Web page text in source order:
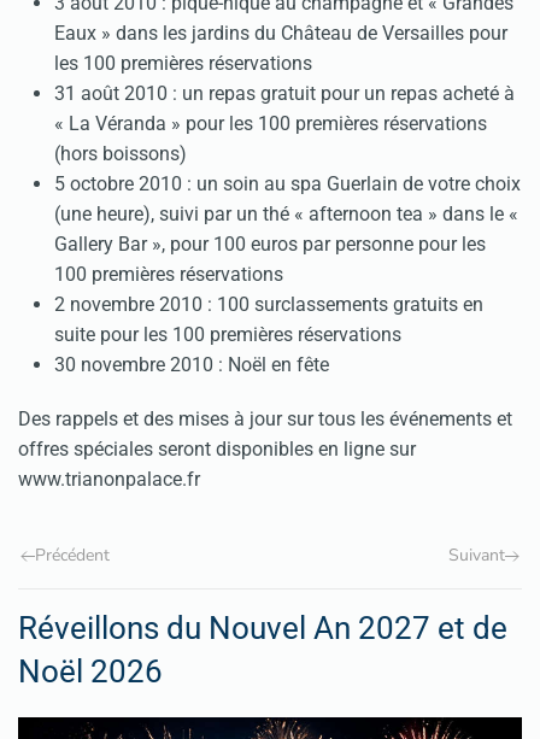
Eaux » dans les jardins du Château de Versailles pour
les 100 premières réservations
31 août 2010 : un repas gratuit pour un repas acheté à
« La Véranda » pour les 100 premières réservations
(hors boissons)
5 octobre 2010 : un soin au spa Guerlain de votre choix
(une heure), suivi par un thé « afternoon tea » dans le «
Gallery Bar », pour 100 euros par personne pour les
100 premières réservations
2 novembre 2010 : 100 surclassements gratuits en
suite pour les 100 premières réservations
30 novembre 2010 : Noël en fête
Des rappels et des mises à jour sur tous les événements et
offres spéciales seront disponibles en ligne sur
www.trianonpalace.fr
Précédent Suivant
Réveillons du Nouvel An 2027 et de
Noël 2026